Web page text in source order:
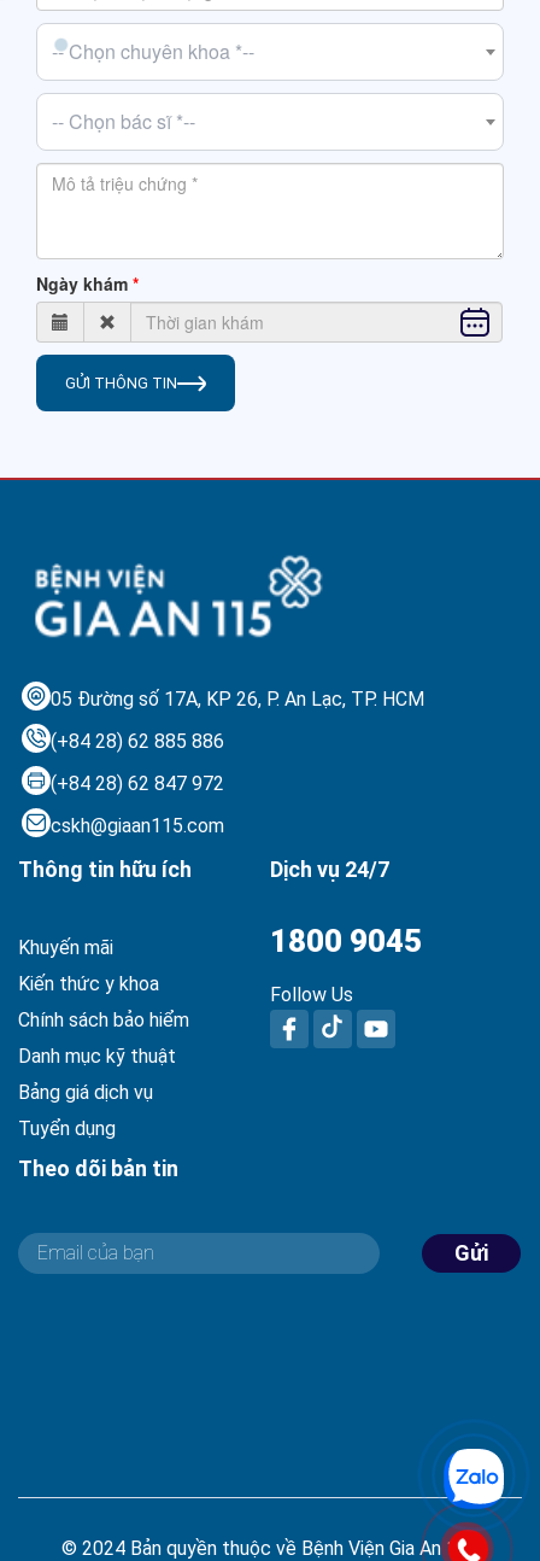
-- Chọn chuyên khoa *--
-- Chọn bác sĩ *--
Ngày khám
GỬI THÔNG TIN
05 Đường số 17A, KP 26, P. An Lạc, TP. HCM
(+84 28) 62 885 886
(+84 28) 62 847 972
cskh@giaan115.com
Thông tin hữu ích
Khuyến mãi
Kiến thức y khoa
Chính sách bảo hiểm
Danh mục kỹ thuật
Bảng giá dịch vụ
Tuyển dụng
Dịch vụ 24/7
1800 9045
Follow Us
Theo dõi bản tin
Gửi
© 2024 Bản quyền thuộc về Bệnh Viện Gia An 115